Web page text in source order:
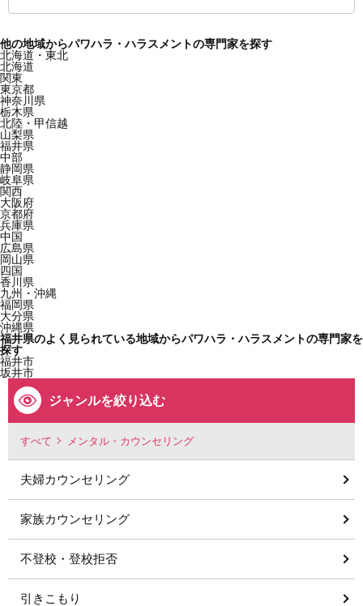
他の地域からパワハラ・ハラスメントの専門家を探す
北海道・東北
北海道
関東
東京都
神奈川県
栃木県
北陸・甲信越
山梨県
福井県
中部
静岡県
岐阜県
関西
大阪府
京都府
兵庫県
中国
広島県
岡山県
四国
香川県
九州・沖縄
福岡県
大分県
沖縄県
福井県のよく見られている地域からパワハラ・ハラスメントの専門家を
探す
福井市
坂井市
ジャンルを絞り込む
すべて メンタル・カウンセリング
夫婦カウンセリング
家族カウンセリング
不登校・登校拒否
引きこもり